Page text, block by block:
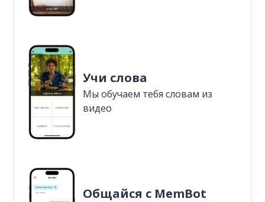
Учи слова
Мы обучаем тебя словам из
видео
Общайся с MemBot